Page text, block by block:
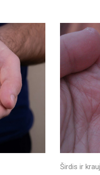
Širdis ir